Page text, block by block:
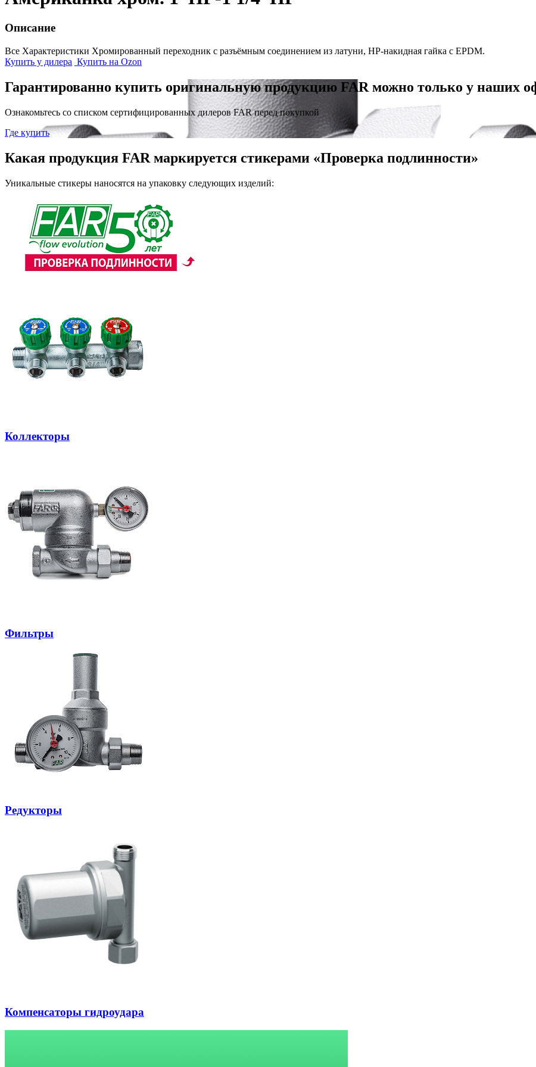
Описание
Все Характеристики Хромированный переходник с разъёмным соединением из латуни, НР-накидная гайка с EPDM.
Купить у дилера Купить на Ozon
Гарантированно купить оригинальную продукцию FAR можно только у наших
Ознакомьтесь со списком сертифицированных дилеров FAR перед покупкой
Где купить
Какая продукция FAR маркируется стикерами «Проверка подлинности»
Уникальные стикеры наносятся на упаковку следующих изделий:
Коллекторы
Фильтры
Редукторы
Компенсаторы гидроудара